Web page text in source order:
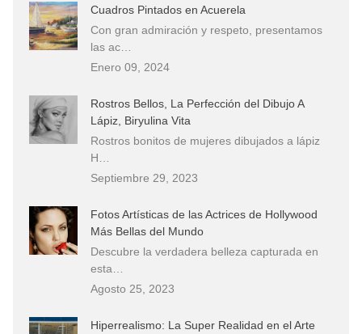
Cuadros Pintados en Acuerela
Con gran admiración y respeto, presentamos
las ac…
Enero 09, 2024
Rostros Bellos, La Perfección del Dibujo A
Lápiz, Biryulina Vita
Rostros bonitos de mujeres dibujados a lápiz
H…
Septiembre 29, 2023
Fotos Artísticas de las Actrices de Hollywood
Más Bellas del Mundo
Descubre la verdadera belleza capturada en
esta…
Agosto 25, 2023
Hiperrealismo: La Super Realidad en el Arte